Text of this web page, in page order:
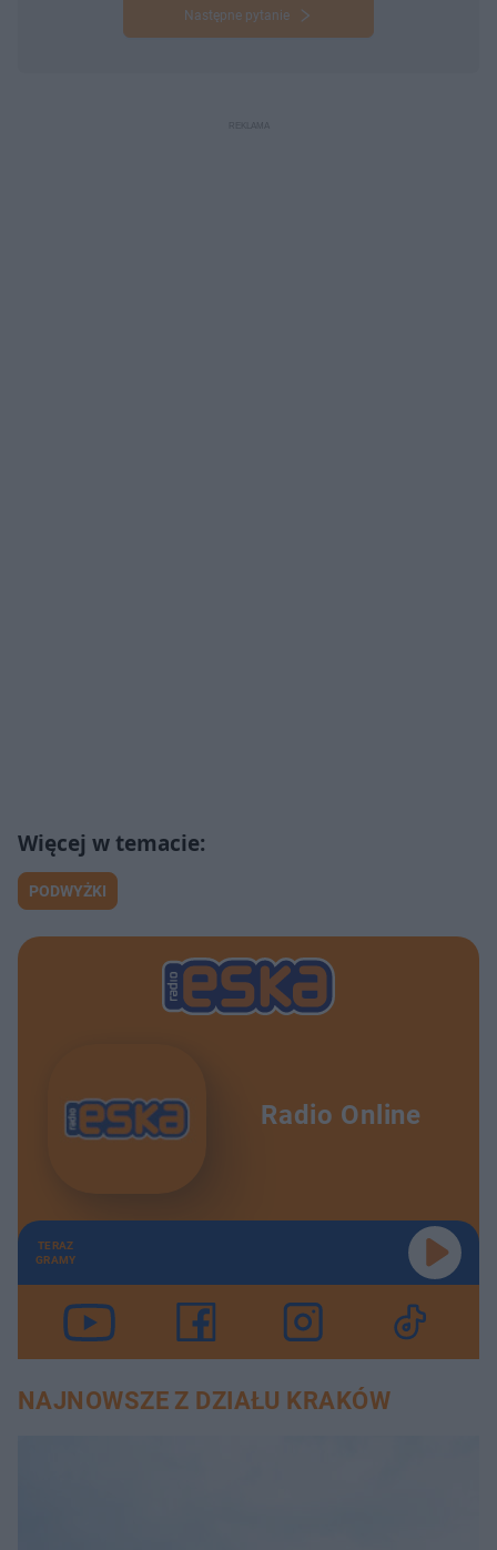
Następne pytanie
PODWYŻKI
Radio Online
TERAZ
GRAMY
NAJNOWSZE Z DZIAŁU KRAKÓW